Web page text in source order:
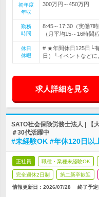
初年度
年収
300万円～450万円
勤務
時間
8:45～17:30（実働7
（月平均15～16時間程
休日
休暇
# ★年間休日125日└
日）└イベントなどに
求人詳細を見る
SATO社会保険労務士法人 | 【
＃30代活躍中
#未経験OK #年休120日以
正社員 職種・業種未経験OK
完全週休2日制 第二新卒歓迎
情報更新日：2026/07/28 終了予定